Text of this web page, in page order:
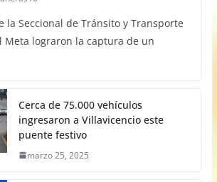
la Seccional de Tránsito y Transporte
Meta lograron la captura de un
Cerca de 75.000 vehículos
ingresaron a Villavicencio este
puente festivo
marzo 25, 2025